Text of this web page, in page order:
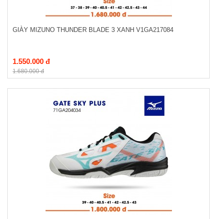
GIÀY MIZUNO THUNDER BLADE 3 XANH V1GA217084
1.550.000 đ
1.680.000 đ